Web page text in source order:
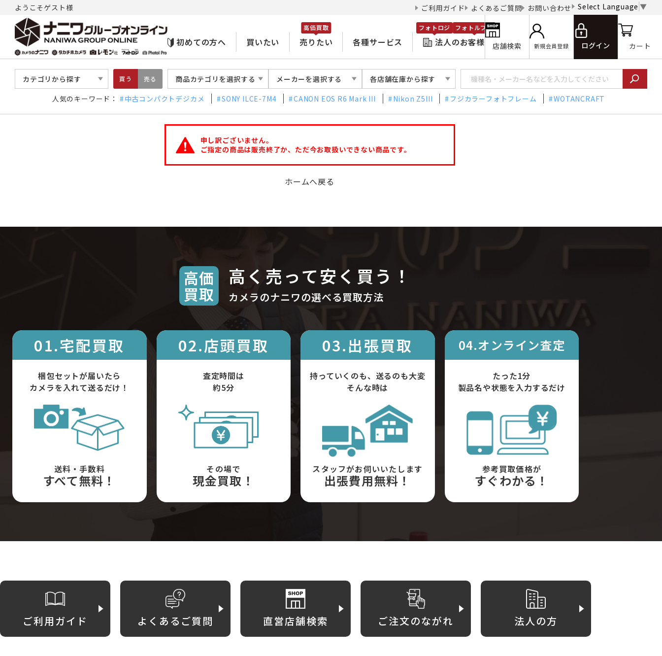
ようこそゲスト様 ご利用ガイド よくあるご質問 お問い合わせ Select Language ▼
初めての方へ 買いたい 売りたい
高価買取
各種サービス 法人のお客様
フォトロジ フォトルプロ
店舗検索 新規会員登録 ログイン カート
カテゴリから探す 買う 売る 商品カテゴリを選択する メーカーを選択する 各店舗在庫から探す
人気のキーワード： 中古コンパクトデジカメ SONY ILCE-7M4 CANON EOS R6 Mark III Nikon Z5III フジカラーフォトフレーム WOTANCRAFT
申し訳ございません。
ご指定の商品は販売終了か、ただ今お取扱いできない商品です。
ホームへ戻る
高価
買取
高く売って安く買う！
カメラのナニワの選べる買取方法
01.宅配買取
梱包セットが届いたら
カメラを入れて送るだけ！
送料・手数料
すべて無料！
02.店頭買取
査定時間は
約5分
その場で
現金買取！
03.出張買取
持っていくのも、送るのも大変
そんな時は
スタッフがお伺いいたします
出張費用無料！
04.オンライン査定
たった1分
製品名や状態を入力するだけ
参考買取価格が
すぐわかる！
ご利用ガイド よくあるご質問 直営店舗検索 ご注文のながれ 法人の方